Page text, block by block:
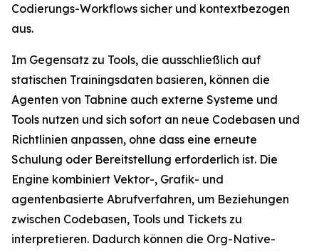
Codierungs-Workflows sicher und kontextbezogen
aus.
Im Gegensatz zu Tools, die ausschließlich auf
statischen Trainingsdaten basieren, können die
Agenten von Tabnine auch externe Systeme und
Tools nutzen und sich sofort an neue Codebasen und
Richtlinien anpassen, ohne dass eine erneute
Schulung oder Bereitstellung erforderlich ist. Die
Engine kombiniert Vektor-, Grafik- und
agentenbasierte Abrufverfahren, um Beziehungen
zwischen Codebasen, Tools und Tickets zu
interpretieren. Dadurch können die Org-Native-